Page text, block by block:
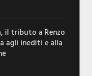
il tributo a Renzo
agli inediti e alla